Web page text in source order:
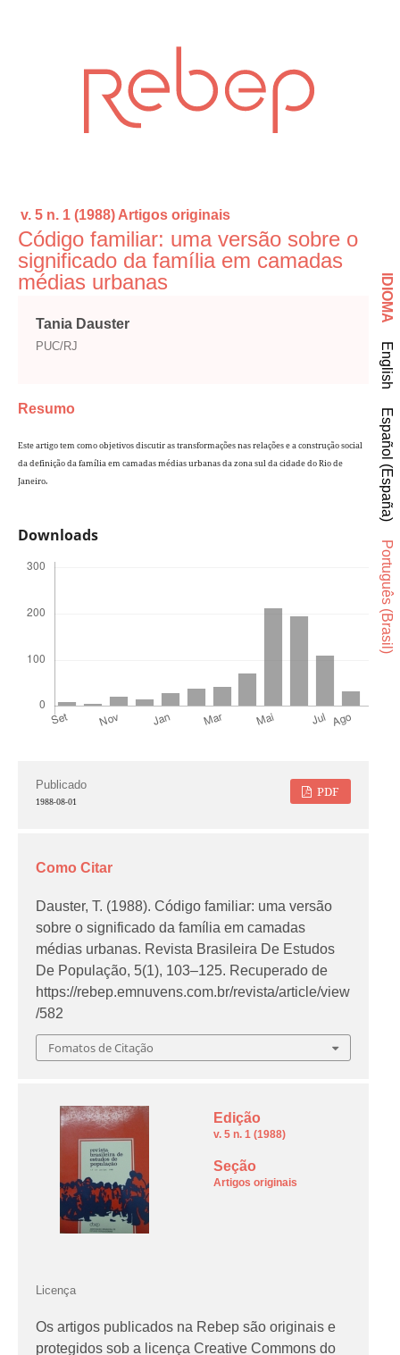
v. 5 n. 1 (1988) Artigos originais
Código familiar: uma versão sobre o
significado da família em camadas
médias urbanas
Tania Dauster
PUC/RJ
Resumo
Este artigo tem como objetivos discutir as transformações nas relações e a construção social
da definição da família em camadas médias urbanas da zona sul da cidade do Rio de
Janeiro.
Downloads
PDF
Publicado
1988-08-01
Como Citar
Dauster, T. (1988). Código familiar: uma versão
sobre o significado da família em camadas
médias urbanas. Revista Brasileira De Estudos
De População, 5(1), 103–125. Recuperado de
https://rebep.emnuvens.com.br/revista/article/view
/582
Fomatos de Citação
Edição
v. 5 n. 1 (1988)
Seção
Artigos originais
Licença
Os artigos publicados na Rebep são originais e
protegidos sob a licença Creative Commons do
IDIOMA
English
Español (España)
Português (Brasil)